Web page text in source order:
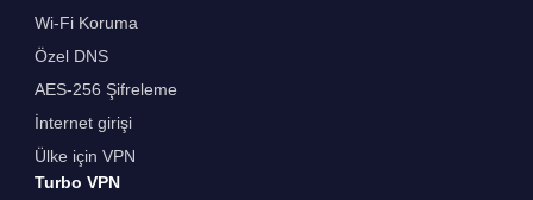
Wi-Fi Koruma
Özel DNS
AES-256 Şifreleme
İnternet girişi
Ülke için VPN
Turbo VPN